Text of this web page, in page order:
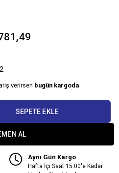
verirsen bugün kargoda
Aynı Gün Kargo
Hafta İçi Saat 15:00'e Kadar